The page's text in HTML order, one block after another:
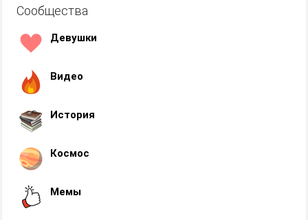
Сообщества
Девушки
Видео
История
Космос
Мемы